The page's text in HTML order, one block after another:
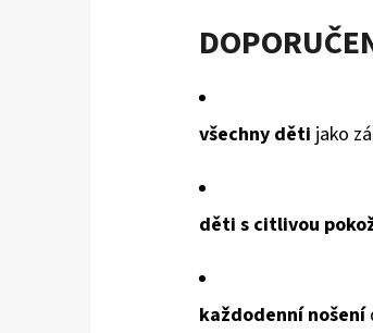
produktu
z
5
hvězdiček.
všechny děti jako
děti s citlivou
každodenní nošení